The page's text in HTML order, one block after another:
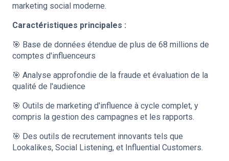
marketing social moderne.
Caractéristiques principales :
🎯 Base de données étendue de plus de 68 millions de
comptes d'influenceurs
🎯 Analyse approfondie de la fraude et évaluation de la
qualité de l'audience
🎯 Outils de marketing d'influence à cycle complet, y
compris la gestion des campagnes et les rapports.
🎯 Des outils de recrutement innovants tels que
Lookalikes, Social Listening, et Influential Customers.